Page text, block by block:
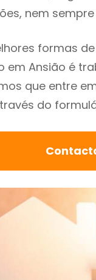
nem
formas
em Ansião é
que entre
do